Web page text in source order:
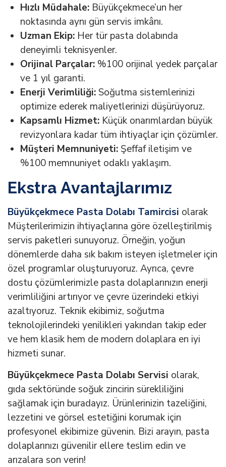
Hızlı Müdahale: Büyükçekmece’un her
noktasında aynı gün servis imkânı.
Uzman Ekip: Her tür pasta dolabında
deneyimli teknisyenler.
Orijinal Parçalar: %100 orijinal yedek parçalar
ve 1 yıl garanti.
Enerji Verimliliği:Soğutma sistemlerinizi
optimize ederek maliyetlerinizi düşürüyoruz.
Kapsamlı Hizmet: Küçük onarımlardan büyük
revizyonlara kadar tüm ihtiyaçlar için çözümler.
Müşteri Memnuniyeti: Şeffaf iletişim ve
%100 memnuniyet odaklı yaklaşım.
Ekstra Avantajlarımız
Büyükçekmece Pasta Dolabı Tamircisi olarak
Müşterilerimizin ihtiyaçlarına göre özelleştirilmiş
servis paketleri sunuyoruz. Örneğin, yoğun
dönemlerde daha sık bakım isteyen işletmeler için
özel programlar oluşturuyoruz. Ayrıca, çevre
dostu çözümlerimizle pasta dolaplarınızın enerji
verimliliğini artırıyor ve çevre üzerindeki etkiyi
azaltıyoruz. Teknik ekibimiz, soğutma
teknolojilerindeki yenilikleri yakından takip eder
ve hem klasik hem de modern dolaplara en iyi
hizmeti sunar.
Büyükçekmece Pasta Dolabı Servisi olarak,
gıda sektöründe soğuk zincirin sürekliliğini
sağlamak için buradayız. Ürünlerinizin tazeliğini,
lezzetini ve görsel estetiğini korumak için
profesyonel ekibimize güvenin. Bizi arayın, pasta
dolaplarınızı güvenilir ellere teslim edin ve
arızalara son verin!